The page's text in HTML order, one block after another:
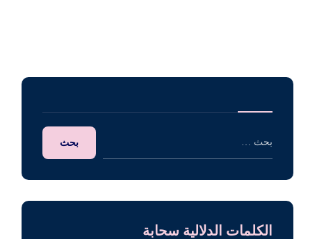
الكلمات الدلالية سحابة